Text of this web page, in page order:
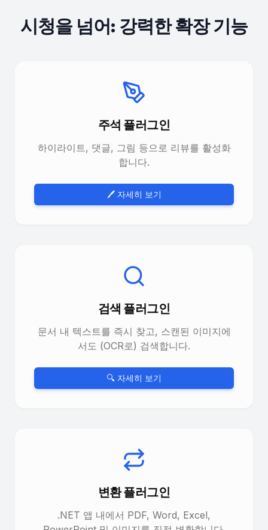
시청을 넘어: 강력한 확장 기능
주석 플러그인
하이라이트, 댓글, 그림 등으로 리뷰를 활성화
합니다.
🖊️ 자세히 보기
검색 플러그인
문서 내 텍스트를 즉시 찾고, 스캔된 이미지에
서도 (OCR로) 검색합니다.
🔍 자세히 보기
변환 플러그인
.NET 앱 내에서 PDF, Word, Excel,